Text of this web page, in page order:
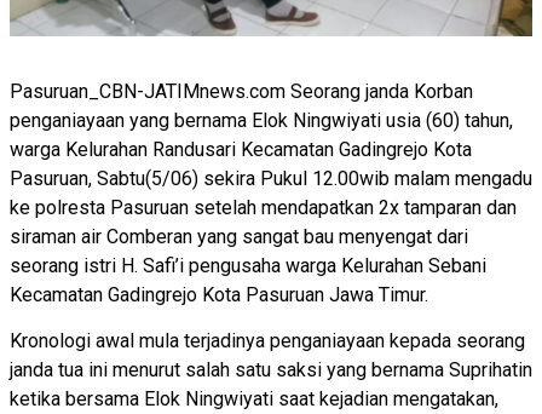
Pasuruan_CBN-JATIMnews.com Seorang janda Korban
penganiayaan yang bernama Elok Ningwiyati usia (60) tahun,
warga Kelurahan Randusari Kecamatan Gadingrejo Kota
Pasuruan, Sabtu(5/06) sekira Pukul 12.00wib malam mengadu
ke polresta Pasuruan setelah mendapatkan 2x tamparan dan
siraman air Comberan yang sangat bau menyengat dari
seorang istri H. Safi’i pengusaha warga Kelurahan Sebani
Kecamatan Gadingrejo Kota Pasuruan Jawa Timur.
Kronologi awal mula terjadinya penganiayaan kepada seorang
janda tua ini menurut salah satu saksi yang bernama Suprihatin
ketika bersama Elok Ningwiyati saat kejadian mengatakan,